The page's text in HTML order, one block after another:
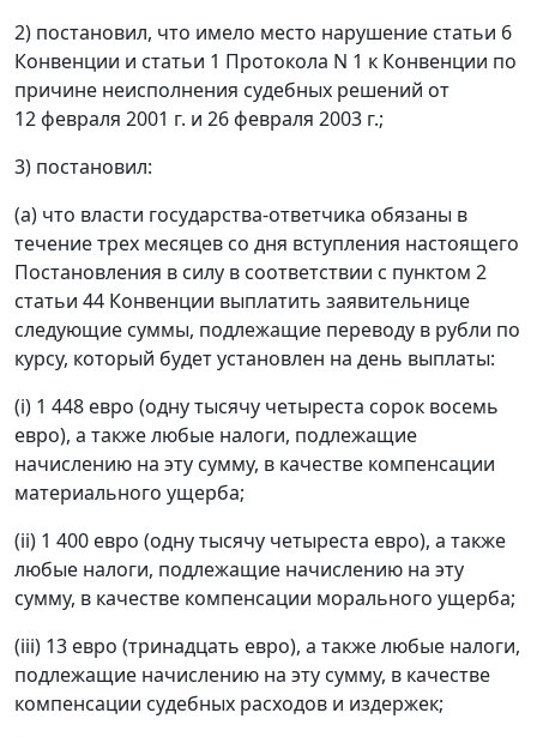
2) постановил, что имело место нарушение статьи 6
Конвенции и статьи 1 Протокола N 1 к Конвенции по
причине неисполнения судебных решений от
12 февраля 2001 г. и 26 февраля 2003 г.;
3) постановил:
(а) что власти государства-ответчика обязаны в
течение трех месяцев со дня вступления настоящего
Постановления в силу в соответствии с пунктом 2
статьи 44 Конвенции выплатить заявительнице
следующие суммы, подлежащие переводу в рубли по
курсу, который будет установлен на день выплаты:
(i) 1 448 евро (одну тысячу четыреста сорок восемь
евро), а также любые налоги, подлежащие
начислению на эту сумму, в качестве компенсации
материального ущерба;
(ii) 1 400 евро (одну тысячу четыреста евро), а также
любые налоги, подлежащие начислению на эту
сумму, в качестве компенсации морального ущерба;
(iii) 13 евро (тринадцать евро), а также любые налоги,
подлежащие начислению на эту сумму, в качестве
компенсации судебных расходов и издержек;